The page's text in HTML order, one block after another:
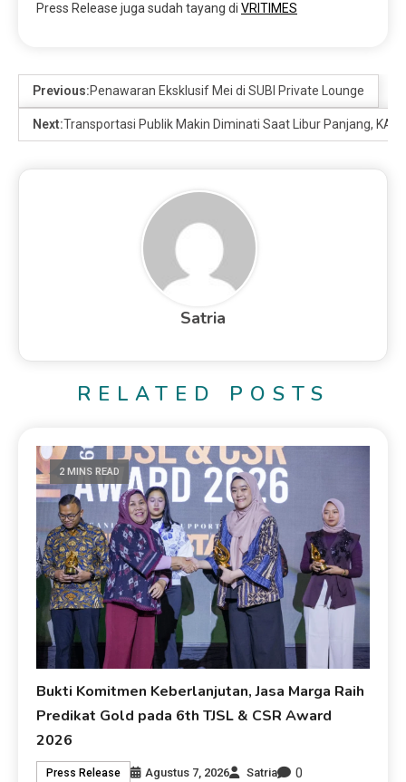
Press Release juga sudah tayang di VRITIMES
Previous:Penawaran Eksklusif Mei di SUBI Private Lounge
Next:Transportasi Publik Makin Diminati Saat Libur Panjang, KAI
Satria
RELATED POSTS
2 MINS READ
Bukti Komitmen Keberlanjutan, Jasa Marga Raih
Predikat Gold pada 6th TJSL & CSR Award
2026
Press Release Agustus 7, 2026 Satria 0